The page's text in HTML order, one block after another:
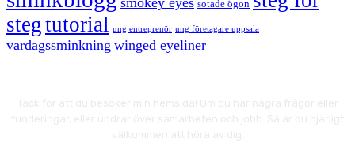
sotade ögon
stegtutorial ung entreprenör ung företagare uppsala
vardagssminkning winged eyeliner